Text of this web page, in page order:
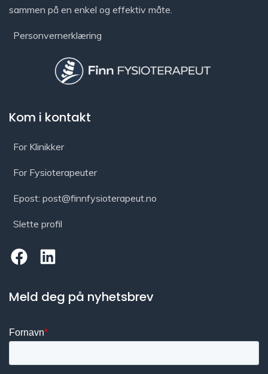
sammen på en enkel og effektiv måte.
Personvernerklæring
Kom i kontakt
For Klinikker
For Fysioterapeuter
Epost: post@finnfysioterapeut.no
Slette profil
Meld deg på nyhetsbrev